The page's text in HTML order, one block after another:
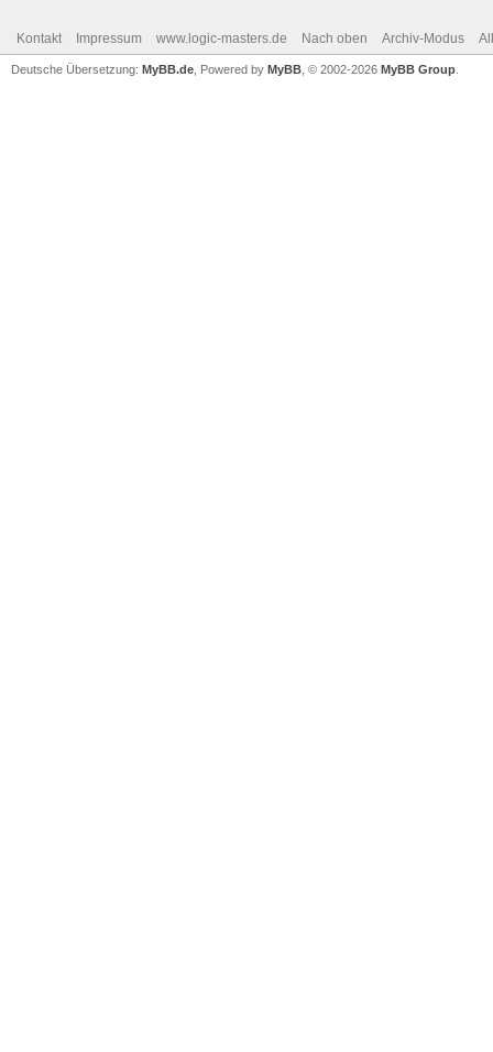
Kontakt Impressum www.logic-masters.de Nach oben Archiv-Modus
Deutsche Übersetzung: MyBB.de , Powered by MyBB , © 2002-2026 MyBB Group